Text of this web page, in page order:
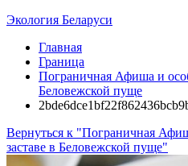
Экология Беларуси
Главная
Граница
Пограничная Афиша и
Беловежской пуще
Вернуться к "Пограничная
заставе в Беловежской пуще"